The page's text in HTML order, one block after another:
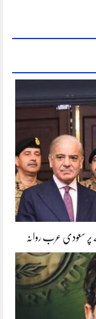
پر سعودی عرب روانہ